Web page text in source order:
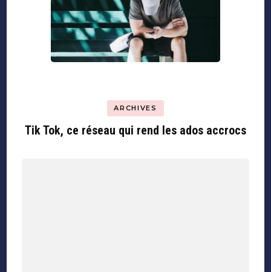
ARCHIVES
Tik Tok, ce réseau qui rend les ados accrocs